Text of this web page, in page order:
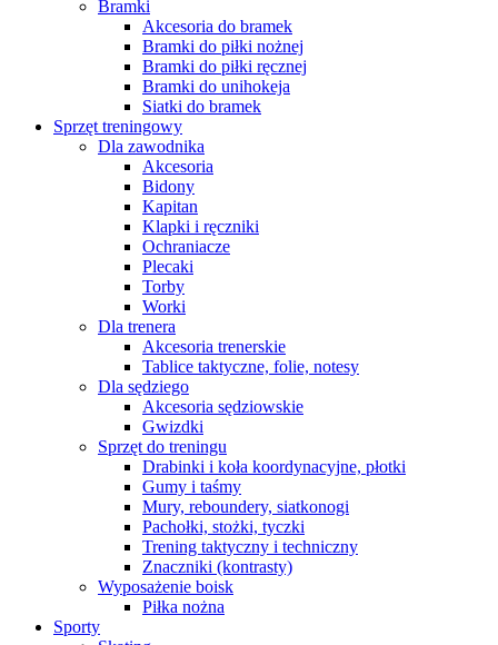
Bramki
Akcesoria do bramek
Bramki do piłki nożnej
Bramki do piłki ręcznej
Bramki do unihokeja
Siatki do bramek
Sprzęt treningowy
Dla zawodnika
Akcesoria
Bidony
Kapitan
Klapki i ręczniki
Ochraniacze
Plecaki
Torby
Worki
Dla trenera
Akcesoria trenerskie
Tablice taktyczne, folie, notesy
Dla sędziego
Akcesoria sędziowskie
Gwizdki
Sprzęt do treningu
Drabinki i koła koordynacyjne, płotki
Gumy i taśmy
Mury, reboundery, siatkonogi
Pachołki, stożki, tyczki
Trening taktyczny i techniczny
Znaczniki (kontrasty)
Wyposażenie boisk
Piłka nożna
Sporty